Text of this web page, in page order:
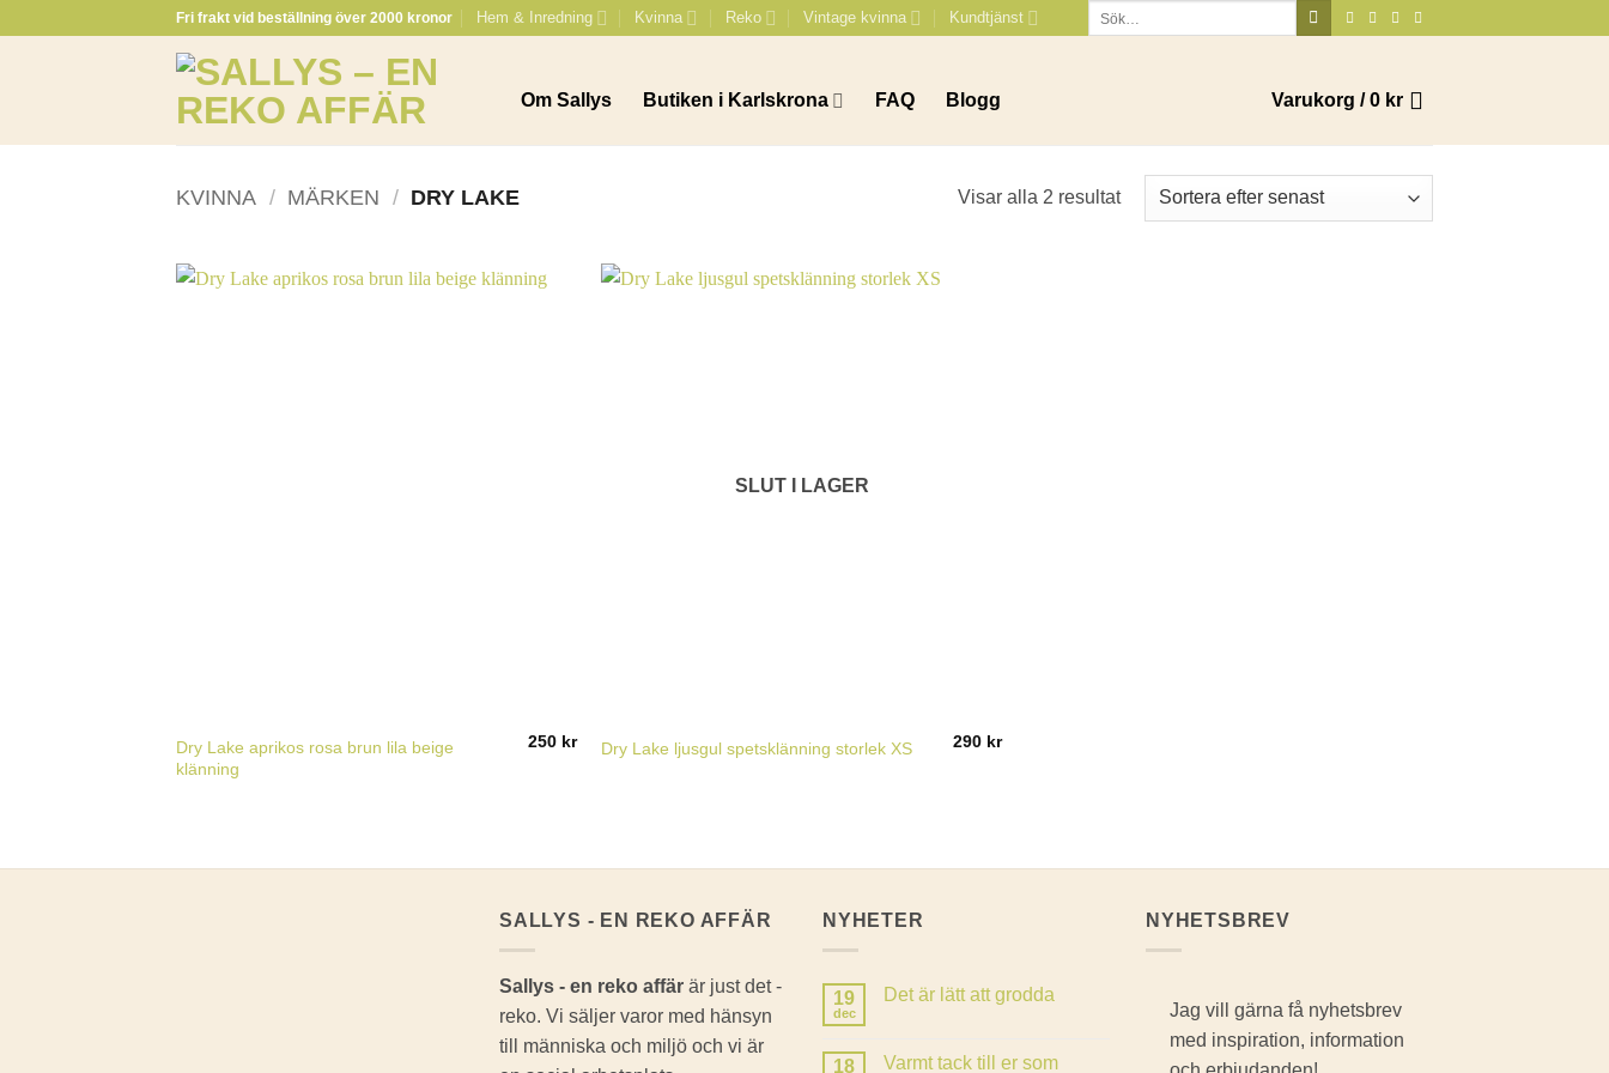
Fri frakt vid beställning över 2000 kronor Hem & Inredning Kvinna Reko Vintage kvinna Kundtjänst
Om Sallys Butiken i Karlskrona FAQ Blogg Varukorg /0 kr
KVINNA / MÄRKEN / DRY LAKE Visar alla 2 resultatSortera
efter
Dry Lake aprikos rosa brun lila beige
klänning
250 kr
SLUT I LAGER
Dry Lake ljusgul spetsklänning storlek XS 290 kr
SALLYS - EN REKO AFFÄR
Sallys - en reko affär är just det -
reko. Vi säljer varor med hänsyn
till människa och miljö och vi är
NYHETER
19
dec
Det är lätt att grodda
Det
18 Varmt tack till er som
NYHETSBREV
Jag vill gärna få nyhetsbrev
med inspiration, information